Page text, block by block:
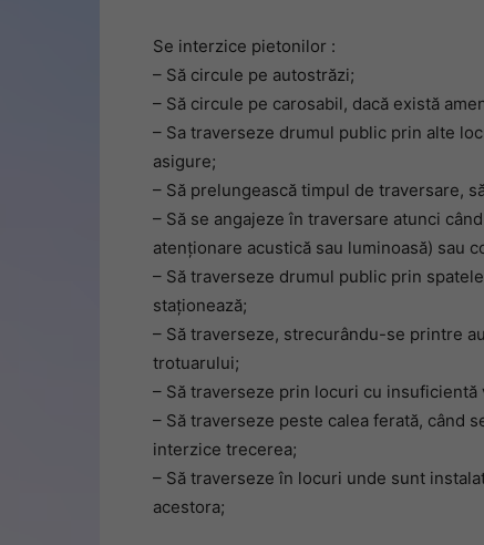
Se interzice pietonilor :
– Să circule pe autostrăzi;
– Să circule pe carosabil, dacă există
– Sa traverseze drumul public prin alte
asigure;
– Să prelungească timpul de traversare,
– Să se angajeze în traversare atunci
atenționare acustică sau luminoasă) sau
– Să traverseze drumul public prin
staționează;
– Să traverseze, strecurându-se printre
trotuarului;
– Să traverseze prin locuri cu
– Să traverseze peste calea ferată, când
interzice trecerea;
– Să traverseze în locuri unde sunt
acestora;